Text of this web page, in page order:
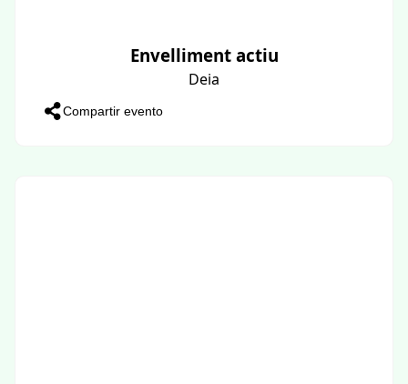
Envelliment actiu
Deia
Compartir evento